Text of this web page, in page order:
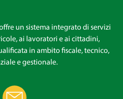
un sistema integrato di servizi
ai lavoratori e ai cittadini,
in ambito fiscale, tecnico,
e gestionale.